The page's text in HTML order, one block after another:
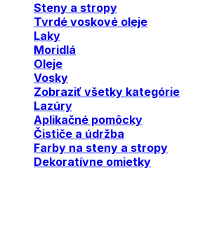
Steny a stropy
Tvrdé voskové oleje
Laky
Moridlá
Oleje
Vosky
Zobraziť všetky kategórie
Lazúry
Aplikačné pomôcky
Čističe a údržba
Farby na steny a stropy
Dekoratívne omietky